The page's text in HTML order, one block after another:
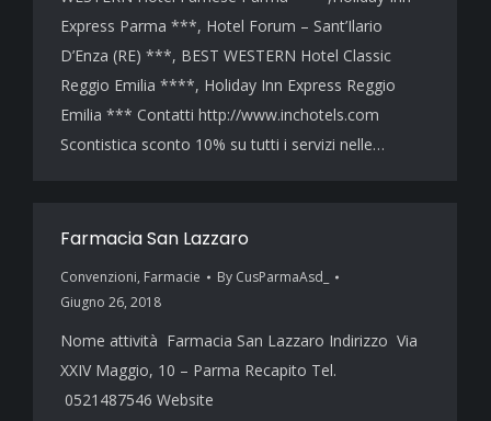
Express Parma ***, Hotel Forum – Sant’Ilario
D’Enza (RE) ***, BEST WESTERN Hotel Classic
Reggio Emilia ****, Holiday Inn Express Reggio
Emilia *** Contatti http://www.inchotels.com
Scontistica sconto 10% su tutti i servizi nelle…
Farmacia San Lazzaro
Convenzioni, Farmacie By CusParmaAsd_
Giugno 26, 2018
Nome attività Farmacia San Lazzaro Indirizzo Via
XXIV Maggio, 10 – Parma Recapito Tel.
0521487546 Website